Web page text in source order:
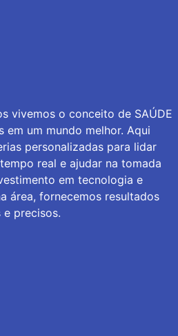
vivemos o conceito de SAÚDE
em um mundo melhor. Aqui
personalizadas para lidar
real e ajudar na tomada
em tecnologia e
área, fornecemos resultados
precisos.